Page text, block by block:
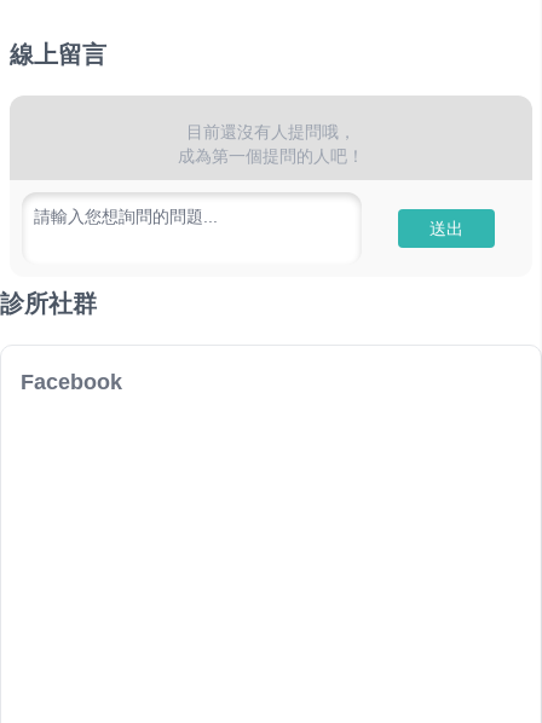
線上留言
目前還沒有人提問哦，
成為第一個提問的人吧！
請輸入您想詢問的問題...
送出
診所社群
Facebook